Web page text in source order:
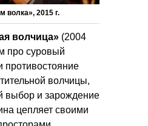
волка», 2015 г.
волчица» (2004
про суровый
противостояние
волчицы,
выбор и зарождение
цепляет своими